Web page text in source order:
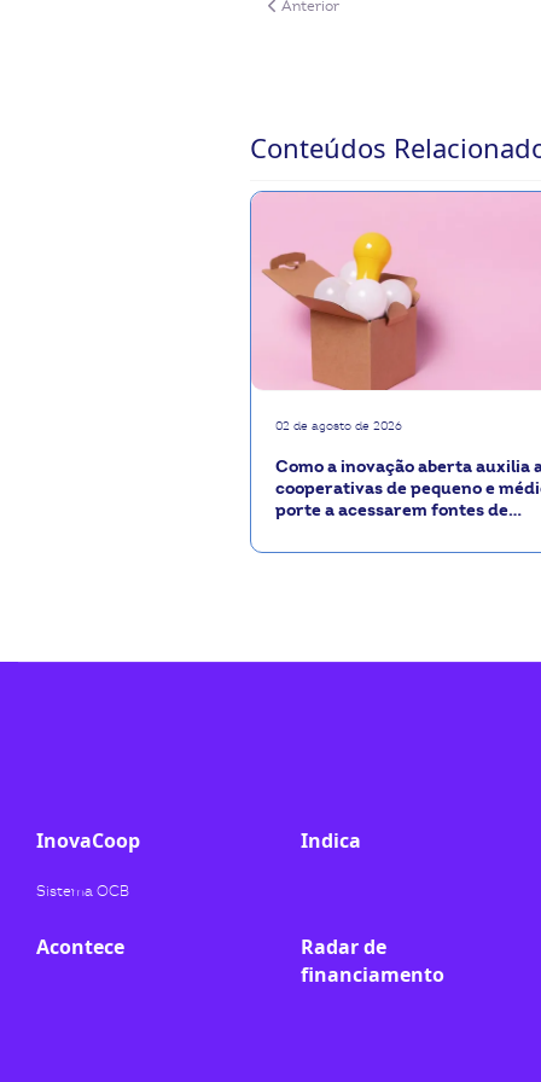
Artigo anterior: Passo a passo para
Anterior
Conteúdos
02 de agosto de 2026
Como a inovação aberta auxilia
cooperativas de pequeno e
porte a acessarem fontes de
InovaCoop
Sistema OCB
Acontece
Indica
Radar de
financiamento